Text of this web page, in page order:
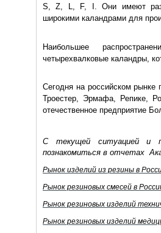
S, Z, L, F, I. Они имеют
широкими каландрами для
Наибольшее
четырехвалковые каландры,
Сегодня на российском рынке
Троестер, Эрмафа, Репике,
отечественное предприятие
С текущей ситуацией и
познакомиться в отчетах
Рынок изделий из резины в
Рынок резиновых смесей в
Рынок резиновых изделий
Рынок резиновых изделий